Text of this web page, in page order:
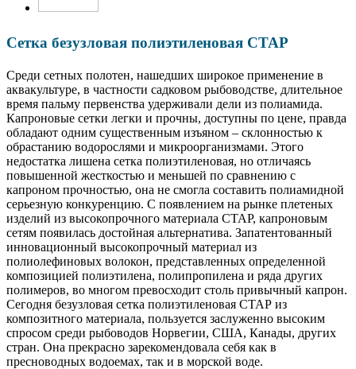
Сетка безузловая полиэтиленовая СТАР
Среди сетных полотен, нашедших широкое применение в
аквакультуре, в частности садковом рыбоводстве, длительное
время пальму первенства удерживали дели из полиамида.
Капроновые сетки легки и прочны, доступны по цене, правда
обладают одним существенным изъяном – склонностью к
обрастанию водорослями и микроорганизмами. Этого
недостатка лишена сетка полиэтиленовая, но отличаясь
повышенной жесткостью и меньшей по сравнению с
капроном прочностью, она не смогла составить полиамидной
серьезную конкуренцию. С появлением на рынке плетеных
изделий из высокопрочного материала СТАР, капроновым
сетям появилась достойная альтернатива. Запатентованный
инновационный высокопрочный материал из
полиолефиновых волокон, представленных определенной
композицией полиэтилена, полипропилена и ряда других
полимеров, во многом превосходит столь привычный капрон.
Сегодня безузловая сетка полиэтиленовая СТАР из
композитного материала, пользуется заслуженно высоким
спросом среди рыбоводов Норвегии, США, Канады, других
стран. Она прекрасно зарекомендовала себя как в
пресноводных водоемах, так и в морской воде.